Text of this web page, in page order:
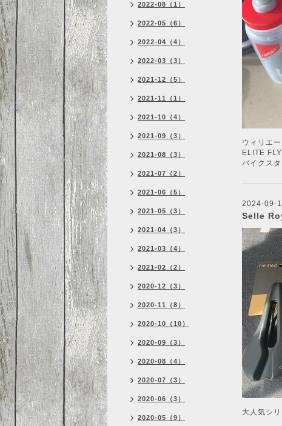
ウィリエ
ELITE
バイクス
2024-09-
Selle
大人気シ
2022-08（1）
2022-05（6）
2022-04（4）
2022-03（3）
2021-12（5）
2021-11（1）
2021-10（4）
2021-09（3）
2021-08（3）
2021-07（2）
2021-06（5）
2021-05（3）
2021-04（3）
2021-03（4）
2021-02（2）
2020-12（3）
2020-11（8）
2020-10（10）
2020-09（3）
2020-08（4）
2020-07（3）
2020-06（3）
2020-05（9）